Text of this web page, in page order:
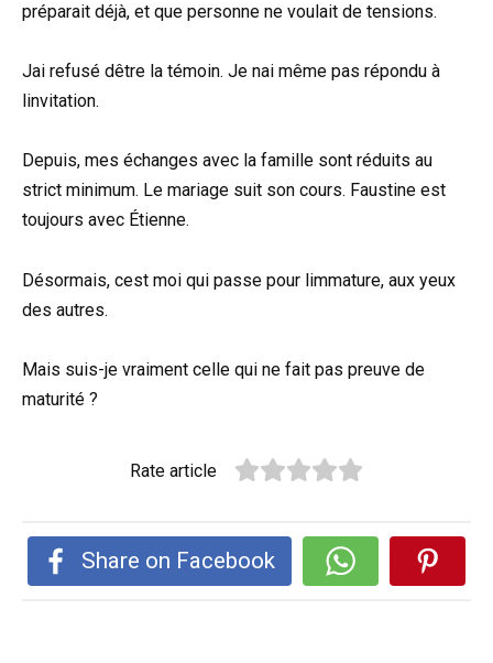
préparait déjà, et que personne ne voulait de tensions.
Jai refusé dêtre la témoin. Je nai même pas répondu à
linvitation.
Depuis, mes échanges avec la famille sont réduits au
strict minimum. Le mariage suit son cours. Faustine est
toujours avec Étienne.
Désormais, cest moi qui passe pour limmature, aux yeux
des autres.
Mais suis-je vraiment celle qui ne fait pas preuve de
maturité ?
Rate article
Share on Facebook